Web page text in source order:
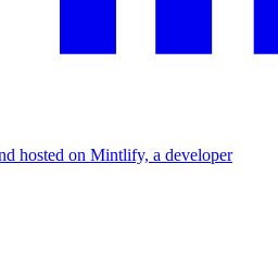
hosted on Mintlify, a developer